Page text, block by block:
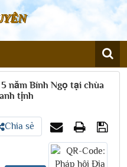
năm Bính Ngọ tại chùa
tịnh
Chia sẻ